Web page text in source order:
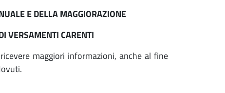
E DELLA MAGGIORAZIONE
VERSAMENTI CARENTI
maggiori informazioni, anche al fine